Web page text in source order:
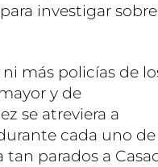
investigar sobre
más policías de
y de
se atreviera a
cada uno de
parados a